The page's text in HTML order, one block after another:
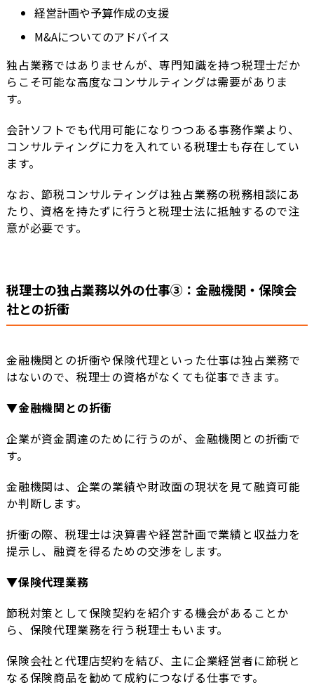
経営計画や予算作成の支援
M&Aについてのアドバイス
独占業務ではありませんが、専門知識を持つ税理士だか
らこそ可能な高度なコンサルティングは需要がありま
す。
会計ソフトでも代用可能になりつつある事務作業より、
コンサルティングに力を入れている税理士も存在してい
ます。
なお、節税コンサルティングは独占業務の税務相談にあ
たり、資格を持たずに行うと税理士法に抵触するので注
意が必要です。
税理士の独占業務以外の仕事③：金融機関・保険会
社との折衝
金融機関との折衝や保険代理といった仕事は独占業務で
はないので、税理士の資格がなくても従事できます。
▼金融機関との折衝
企業が資金調達のために行うのが、金融機関との折衝で
す。
金融機関は、企業の業績や財政面の現状を見て融資可能
か判断します。
折衝の際、税理士は決算書や経営計画で業績と収益力を
提示し、融資を得るための交渉をします。
▼保険代理業務
節税対策として保険契約を紹介する機会があることか
ら、保険代理業務を行う税理士もいます。
保険会社と代理店契約を結び、主に企業経営者に節税と
なる保険商品を勧めて成約につなげる仕事です。